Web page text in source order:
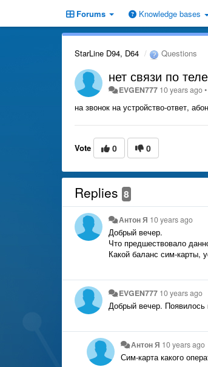
Forums Knowledge bases
StarLine D94, D64 Questions
нет связи по
EVGEN777 10 years ago
на звонок на устройство-ответ,
Vote 0 0
Replies 8
Антон Я 10 years ago
Добрый вечер.
Что предшествовало
Какой баланс сим-карты,
EVGEN777 10 years ago
Добрый вечер. Появилось
Антон Я 10 years ago
Сим-карта какого